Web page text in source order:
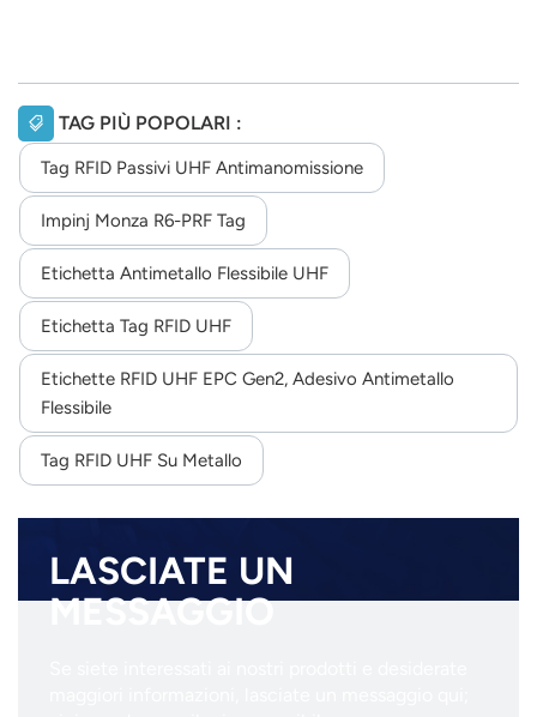
TAG PIÙ POPOLARI :
Tag RFID Passivi UHF Antimanomissione
Impinj Monza R6-PRF Tag
Etichetta Antimetallo Flessibile UHF
Etichetta Tag RFID UHF
Etichette RFID UHF EPC Gen2, Adesivo Antimetallo
Flessibile
Tag RFID UHF Su Metallo
LASCIATE UN
MESSAGGIO